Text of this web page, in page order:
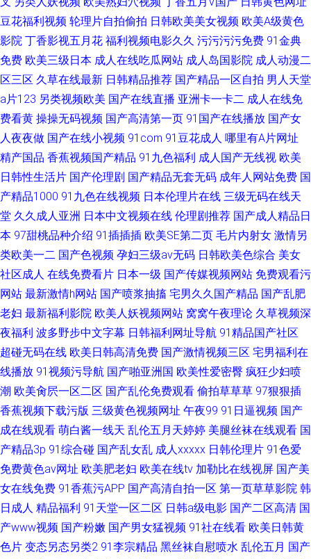
豆花福利视频 轮理片自拍偷拍 日韩欧美美女视频 欧美A级黄色
影院 丁香影视五月花 福利视频电影久久 污污污污免费 91金典
免费 欧美三级日本 成人在线吃瓜网站 成人岛国影院 成人动漫二
区三区 久草在线最新 日韩精品推荐 国产精品一区自拍 男人天堂
a片123 另类视频欧美 国产在线直播 亚洲卡一卡二 成人在线免
费看黄 操操无码视频 国产高清第一页 91国产在线播放 国产女
人夜夜做 国产在线小视频 91com 91豆花成人 哪里有A片网址
精产国品 香蕉视频国产精品 91九色福利 成人国产无线视 欧美
日韩性生活片 国产伦理剧 国产精品无套无码 成年人网站免费 国
产精品1000 91九色在线视频 日本伦理片在线 三级无码在线天
堂 久久成人亚洲 日本中文视频在线 伦理剧推荐 国产成人精品日
本 97甜桃品种介绍 91插插插 欧美SE第二页 毛片内射女 激情另
类欧美一二 国产色视频 孕妇三级av无码 日韩欧美色综合 美女
社区成人 在线免费看片 日本一级 国产传媒视频网站 免费观看污
网站 最新激情h网站 国产喷浆抽搐 宅男久久国产精品 国产乱肥
老妇 最新福利影院 欧美人妖视频网站 窝窝午夜理论 久草视频深
夜福利 波多野步中文字幕 日韩福利网址导航 91精品国产社区
超碰无码在线 欧美日韩高清免费 国产激情视频三区 宅男福利在
线播放 91视频污导航 国产啪亚洲国 欧美性爱密臀 疯狂少妇喷
潮 欧美肏屄一区二区 国产乱伦免费观看 偷拍草草草 97狠狠插
香蕉视频下载污版 三级黄色视频网址 午夜99 91日逼视频 国产
成在线观看 萌白酱一线天 乱伦五月天婷婷 美腿丝袜在线观看 国
产精品3p 91综合碰 国产乱女乱 成人xxxxx 日韩伦理片 91色爱
免费黄色av网址 欧美肥老妇 欧美在线tv 加勒比在线视屏 国产美
女在线免费 91香蕉污APP 国产高清自拍一区 第一页草草影院 韩
日成人 精品福利 91天堂一区二区 日韩a级电影 国产二区高清 国
产www视频 国产粉嫩 国产男女猛视频 91社在线看 欧美日韩黄
色片 变态另态另类2 91李宗精品 黑丝袜自慰喷水 乱伦五月 国产